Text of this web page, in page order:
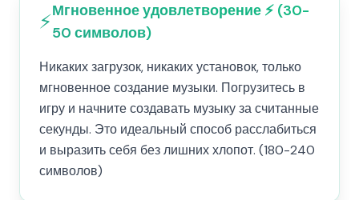
⚡Мгновенное удовлетворение ⚡ (30-
50 символов)
Никаких загрузок, никаких установок, только
мгновенное создание музыки. Погрузитесь в
игру и начните создавать музыку за считанные
секунды. Это идеальный способ расслабиться
и выразить себя без лишних хлопот. (180-240
символов)